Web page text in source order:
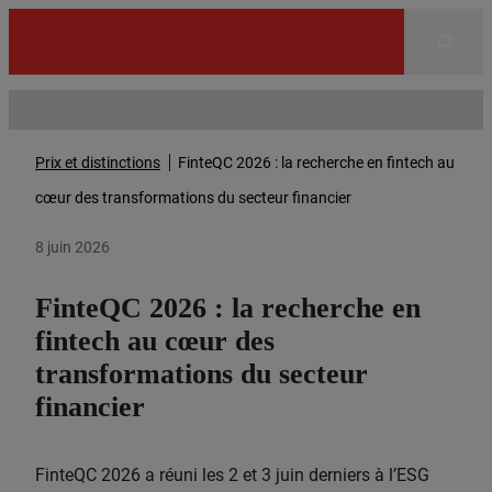
Prix et distinctions
FinteQC 2026 : la recherche en fintech au
cœur des transformations du secteur financier
8 juin 2026
FinteQC 2026 : la recherche en
fintech au cœur des
transformations du secteur
financier
FinteQC 2026 a réuni les 2 et 3 juin derniers à l’ESG